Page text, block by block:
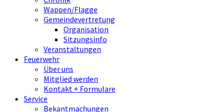
Wappen/Flagge
Gemeindevertretung
Organisation
Sitzungsinfo
Veranstaltungen
Feuerwehr
Über uns
Mitglied werden
Kontakt + Formulare
Service
Bekantmachungen